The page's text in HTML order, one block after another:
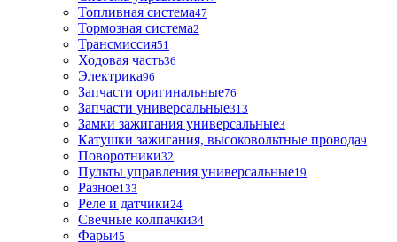
Топливная система47
Тормозная система2
Трансмиссия51
Ходовая часть36
Электрика96
Запчасти оригинальные76
Запчасти универсальные313
Замки зажигания универсальные3
Катушки зажигания, высоковольтные провода9
Поворотники32
Пульты управления универсальные19
Разное133
Реле и датчики24
Свечные колпачки34
Фары45